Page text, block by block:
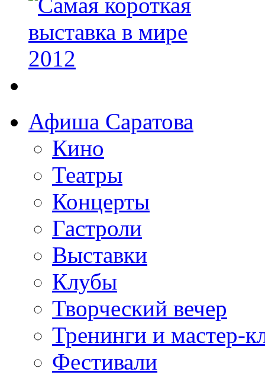
Афиша Саратова
Кино
Театры
Концерты
Гастроли
Выставки
Клубы
Творческий вечер
Тренинги и мастер-
Фестивали